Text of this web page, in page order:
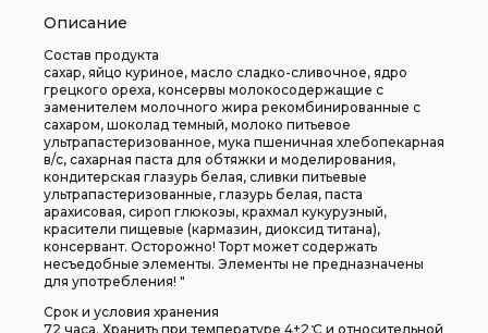
Описание
Состав продукта
сахар, яйцо куриное, масло сладко-сливочное, ядро
грецкого ореха, консервы молокосодержащие с
заменителем молочного жира рекомбинированные с
сахаром, шоколад темный, молоко питьевое
ультрапастеризованное, мука пшеничная хлебопекарная
в/с, сахарная паста для обтяжки и моделирования,
кондитерская глазурь белая, сливки питьевые
ультрапастеризованные, глазурь белая, паста
арахисовая, сироп глюкозы, крахмал кукурузный,
красители пищевые (кармазин, диоксид титана),
консервант. Осторожно! Торт может содержать
несъедобные элементы. Элементы не предназначены
для употребления! "
Срок и условия хранения
72 часа. Хранить при температуре 4±2 ̊С и относительной